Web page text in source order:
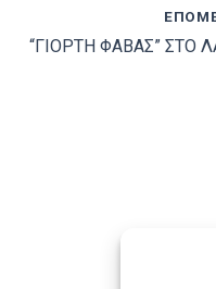
“ΓΙΟΡΤΗ ΦΑΒΑΣ” ΣΤΟ